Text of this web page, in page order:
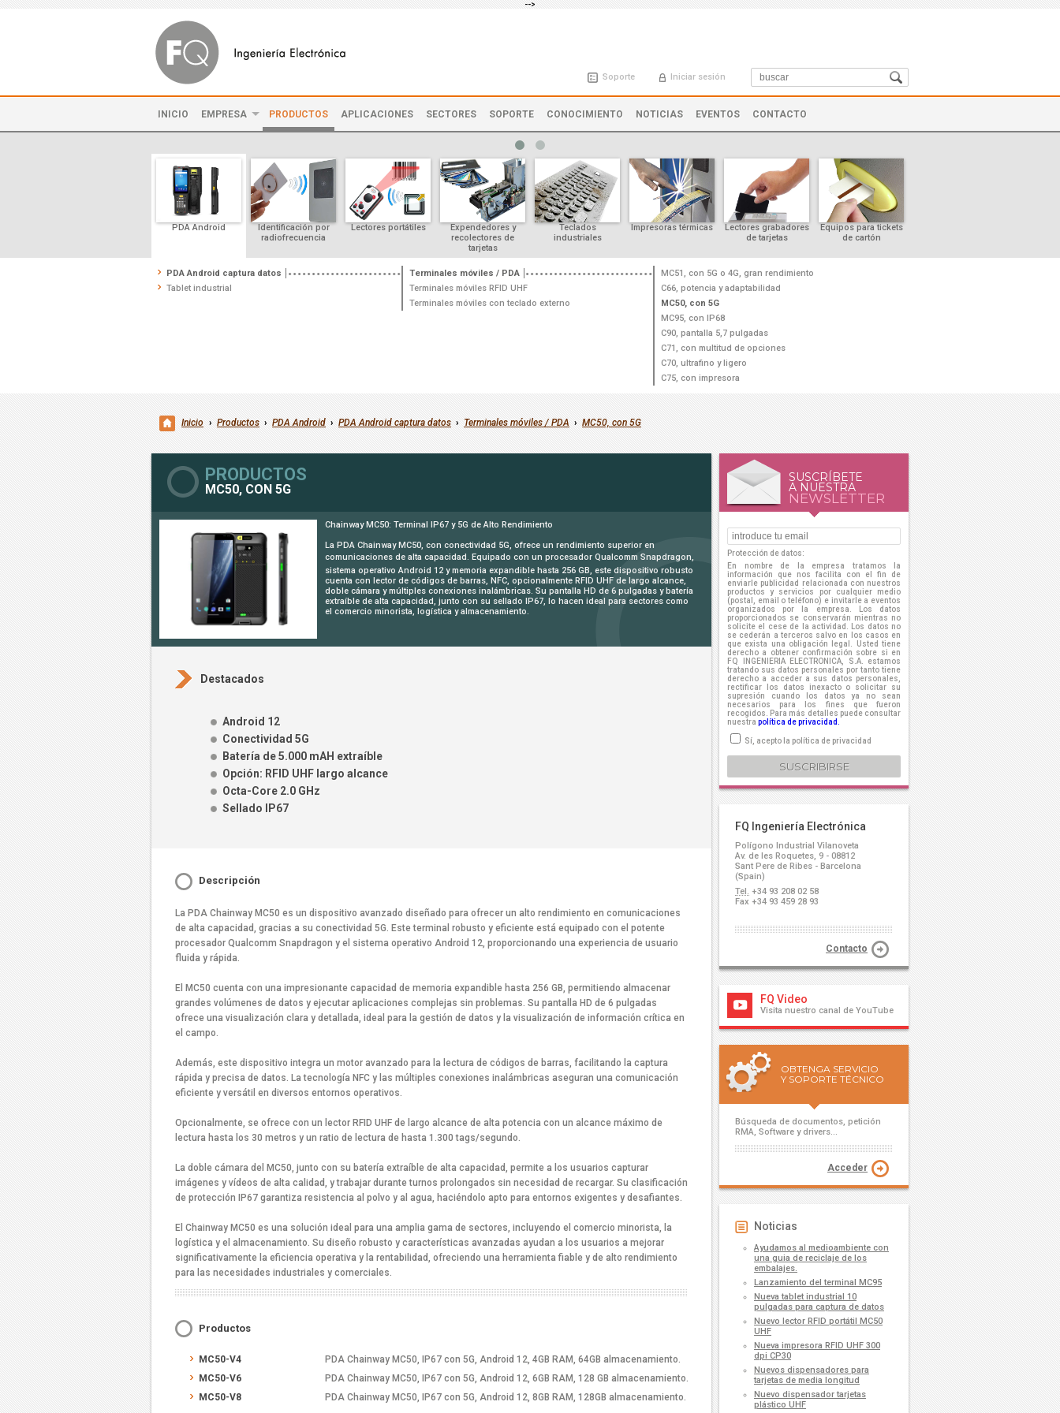
-->
Soporte Iniciar sesión
INICIO EMPRESA PRODUCTOS APLICACIONES SECTORES SOPORTE CONOCIMIENTO NOTICIAS EVENTOS CONTACTO
PDA Android
Identificación por
radiofrecuencia
Lectores portátiles
Expendedores y
recolectores de
tarjetas
Teclados
industriales
Impresoras térmicas
Lectores grabadores
de tarjetas
Equipos para tickets
de cartón
PDA Android captura datos
Tablet industrial
Terminales móviles / PDA
Terminales móviles RFID UHF
Terminales móviles con teclado externo
MC51, con 5G o 4G, gran rendimiento
C66, potencia y adaptabilidad
MC50, con 5G
MC95, con IP68
C90, pantalla 5,7 pulgadas
C71, con multitud de opciones
C70, ultrafino y ligero
C75, con impresora
Inicio › Productos › PDA Android › PDA Android captura datos › Terminales móviles / PDA › MC50, con 5G
PRODUCTOS
MC50, CON 5G
Chainway MC50: Terminal IP67 y 5G de Alto Rendimiento
La PDA Chainway MC50, con conectividad 5G, ofrece un rendimiento superior en
comunicaciones de alta capacidad. Equipado con un procesador Qualcomm Snapdragon,
sistema operativo Android 12 y memoria expandible hasta 256 GB, este dispositivo robusto
cuenta con lector de códigos de barras, NFC, opcionalmente RFID UHF de largo alcance,
doble cámara y múltiples conexiones inalámbricas. Su pantalla HD de 6 pulgadas y batería
extraíble de alta capacidad, junto con su sellado IP67, lo hacen ideal para sectores como
el comercio minorista, logística y almacenamiento.
Destacados
Android 12
Conectividad 5G
Batería de 5.000 mAH extraíble
Opción: RFID UHF largo alcance
Octa-Core 2.0 GHz
Sellado IP67
Descripción
La PDA Chainway MC50 es un dispositivo avanzado diseñado para ofrecer un alto rendimiento en comunicaciones
de alta capacidad, gracias a su conectividad 5G. Este terminal robusto y eficiente está equipado con el potente
procesador Qualcomm Snapdragon y el sistema operativo Android 12, proporcionando una experiencia de usuario
fluida y rápida.
El MC50 cuenta con una impresionante capacidad de memoria expandible hasta 256 GB, permitiendo almacenar
grandes volúmenes de datos y ejecutar aplicaciones complejas sin problemas. Su pantalla HD de 6 pulgadas
ofrece una visualización clara y detallada, ideal para la gestión de datos y la visualización de información crítica en
el campo.
Además, este dispositivo integra un motor avanzado para la lectura de códigos de barras, facilitando la captura
rápida y precisa de datos. La tecnología NFC y las múltiples conexiones inalámbricas aseguran una comunicación
eficiente y versátil en diversos entornos operativos.
Opcionalmente, se ofrece con un lector RFID UHF de largo alcance de alta potencia con un alcance máximo de
lectura hasta los 30 metros y un ratio de lectura de hasta 1.300 tags/segundo.
La doble cámara del MC50, junto con su batería extraíble de alta capacidad, permite a los usuarios capturar
imágenes y vídeos de alta calidad, y trabajar durante turnos prolongados sin necesidad de recargar. Su clasificación
de protección IP67 garantiza resistencia al polvo y al agua, haciéndolo apto para entornos exigentes y desafiantes.
El Chainway MC50 es una solución ideal para una amplia gama de sectores, incluyendo el comercio minorista, la
logística y el almacenamiento. Su diseño robusto y características avanzadas ayudan a los usuarios a mejorar
significativamente la eficiencia operativa y la rentabilidad, ofreciendo una herramienta fiable y de alto rendimiento
para las necesidades industriales y comerciales.
Productos
MC50-V4
PDA Chainway MC50, IP67 con 5G, Android 12, 4GB RAM, 64GB almacenamiento.
MC50-V6
PDA Chainway MC50, IP67 con 5G, Android 12, 6GB RAM, 128 GB almacenamiento.
MC50-V8
PDA Chainway MC50, IP67 con 5G, Android 12, 8GB RAM, 128GB almacenamiento.
SUSCRÍBETE
A NUESTRA
NEWSLETTER
Protección de datos:
En nombre de la empresa tratamos la
información que nos facilita con el fin de
enviarle publicidad relacionada con nuestros
productos y servicios por cualquier medio
(postal, email o teléfono) e invitarle a eventos
organizados por la empresa. Los datos
proporcionados se conservarán mientras no
solicite el cese de la actividad. Los datos no
se cederán a terceros salvo en los casos en
que exista una obligación legal. Usted tiene
derecho a obtener confirmación sobre si en
FQ INGENIERIA ELECTRONICA, S.A. estamos
tratando sus datos personales por tanto tiene
derecho a acceder a sus datos personales,
rectificar los datos inexacto o solicitar su
supresión cuando los datos ya no sean
necesarios para los fines que fueron
recogidos. Para más detalles puede consultar
nuestra política de privacidad.
Sí, acepto la política de privacidad
FQ Ingeniería Electrónica
Polígono Industrial Vilanoveta
Av. de les Roquetes, 9 - 08812
Sant Pere de Ribes - Barcelona
(Spain)
Tel. +34 93 208 02 58
Fax +34 93 459 28 93
Contacto
FQ Video
Visita nuestro canal de YouTube
OBTENGA SERVICIO
Y SOPORTE TÉCNICO
Búsqueda de documentos, petición
RMA, Software y drivers...
Acceder
Noticias
Ayudamos al medioambiente con
una guia de reciclaje de los
embalajes.
Lanzamiento del terminal MC95
Nueva tablet industrial 10
pulgadas para captura de datos
Nuevo lector RFID portátil MC50
UHF
Nueva impresora RFID UHF 300
dpi CP30
Nuevos dispensadores para
tarjetas de media longitud
Nuevo dispensador tarjetas
plástico UHF